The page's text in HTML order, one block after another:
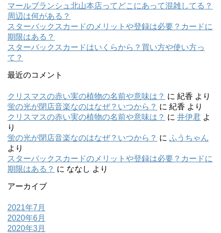
マールブランシュ北山本店ってどこにあって混雑してる？
周辺は何がある？
スターバックスカードのメリットや登録は必要？カードに
期限はある？
スターバックスカードはいくらから？買い方や使い方っ
て？
最近のコメント
クリスマスの赤い実の植物の名前や意味は？ に 紀香 より
蛍の光が閉店音楽なのはなぜ？いつから？ に 紀香 より
クリスマスの赤い実の植物の名前や意味は？ に 井伊君 よ
り
蛍の光が閉店音楽なのはなぜ？いつから？ に ふうちゃん
より
スターバックスカードのメリットや登録は必要？カードに
期限はある？ に ななし より
アーカイブ
2021年7月
2020年6月
2020年3月